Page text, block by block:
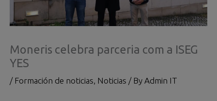
Moneris celebra parceria com a ISEG
YES
/ Formación de noticias, Noticias / By Admin IT